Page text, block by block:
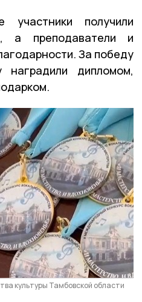
участники получили
а преподаватели и
За победу
наградили дипломом,
культуры Тамбовской области